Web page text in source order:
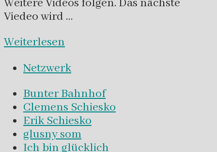
Viedeo wird …
Weiterlesen
Netzwerk
Bunter Bahnhof
Clemens Schiesko
Erik Schiesko
glusny som
Ich bin glücklich